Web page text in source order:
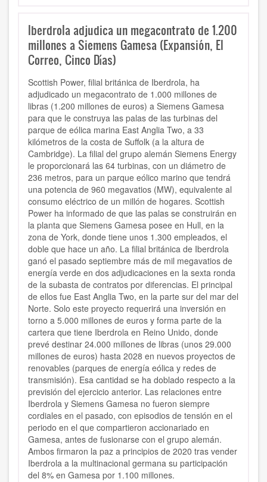
Iberdrola adjudica un megacontrato de 1.200
millones a Siemens Gamesa (Expansión, El
Correo, Cinco Días)
Scottish Power, filial británica de Iberdrola, ha
adjudicado un megacontrato de 1.000 millones de
libras (1.200 millones de euros) a Siemens Gamesa
para que le construya las palas de las turbinas del
parque de eólica marina East Anglia Two, a 33
kilómetros de la costa de Suffolk (a la altura de
Cambridge). La filial del grupo alemán Siemens Energy
le proporcionará las 64 turbinas, con un diámetro de
236 metros, para un parque eólico marino que tendrá
una potencia de 960 megavatios (MW), equivalente al
consumo eléctrico de un millón de hogares. Scottish
Power ha informado de que las palas se construirán en
la planta que Siemens Gamesa posee en Hull, en la
zona de York, donde tiene unos 1.300 empleados, el
doble que hace un año. La filial británica de Iberdrola
ganó el pasado septiembre más de mil megavatios de
energía verde en dos adjudicaciones en la sexta ronda
de la subasta de contratos por diferencias. El principal
de ellos fue East Anglia Two, en la parte sur del mar del
Norte. Solo este proyecto requerirá una inversión en
torno a 5.000 millones de euros y forma parte de la
cartera que tiene Iberdrola en Reino Unido, donde
prevé destinar 24.000 millones de libras (unos 29.000
millones de euros) hasta 2028 en nuevos proyectos de
renovables (parques de energía eólica y redes de
transmisión). Esa cantidad se ha doblado respecto a la
previsión del ejercicio anterior. Las relaciones entre
Iberdrola y Siemens Gamesa no fueron siempre
cordiales en el pasado, con episodios de tensión en el
periodo en el que compartieron accionariado en
Gamesa, antes de fusionarse con el grupo alemán.
Ambos firmaron la paz a principios de 2020 tras vender
Iberdrola a la multinacional germana su participación
del 8% en Gamesa por 1.100 millones.